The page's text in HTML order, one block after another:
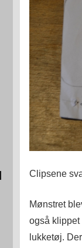
Clipsene
Mønstret
også klippet
lukketøj.